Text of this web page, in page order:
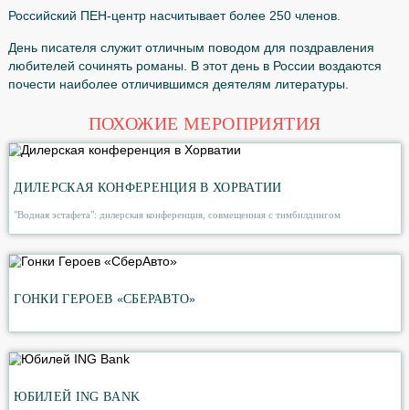
который приходится на 3 марта. Празднование этого
Международного ПЕН-клуба, созванного в начале 1986
ПЕН-клуб был основан в 1921 году в Англии. Идея
принадлежит Кэтрин Эми Доусон-Скотт писательнице
расположена в Москве. В Санкт-Петербурге,
Красноярске открыты отделения клуба.
Российский ПЕН-центр насчитывает более 250 членов.
День писателя служит отличным поводом для
почести наиболее отличившимся деятелям литературы.